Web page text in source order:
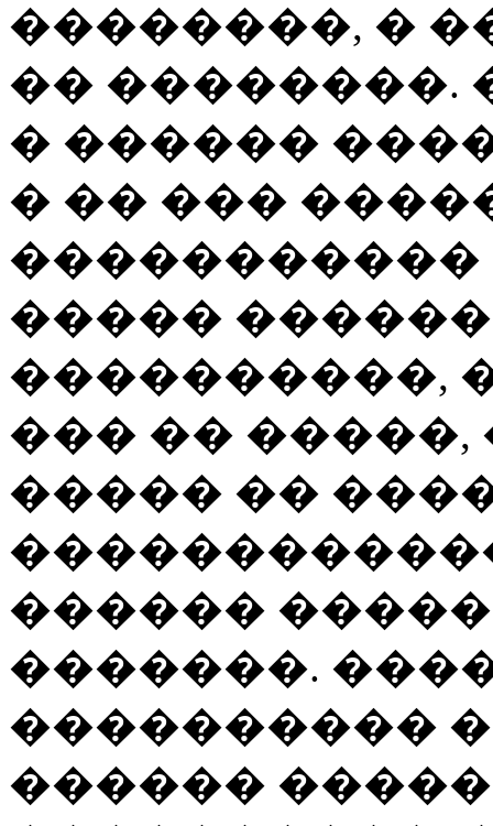
��������, �
�� ��������.
� ������
� �� ���
�����������
�����
����������,
��� �� �����,
����� ��
������
�������.
����������
������